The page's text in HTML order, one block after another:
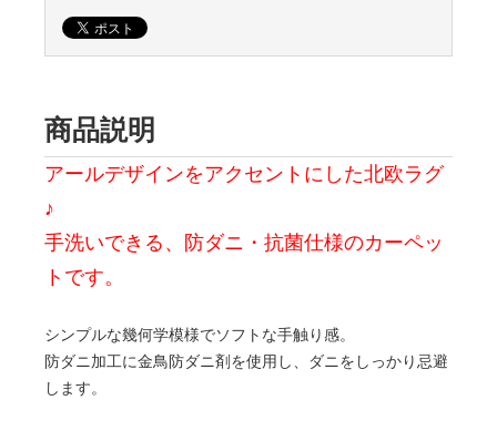
商品説明
アールデザインをアクセントにした北欧ラグ
♪
手洗いできる、防ダニ・抗菌仕様のカーペッ
トです。
シンプルな幾何学模様でソフトな手触り感。
防ダニ加工に金鳥防ダニ剤を使用し、ダニをしっかり忌避
します。